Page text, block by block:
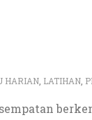
HARIAN LATIHAN